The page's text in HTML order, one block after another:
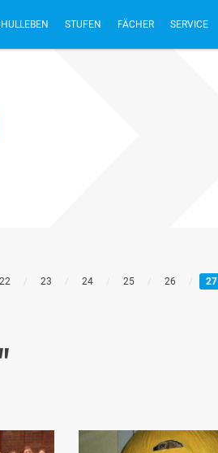
STUFEN FÄCHER SERVICE
22 / 23 / 24 / 25 / 26 / 27